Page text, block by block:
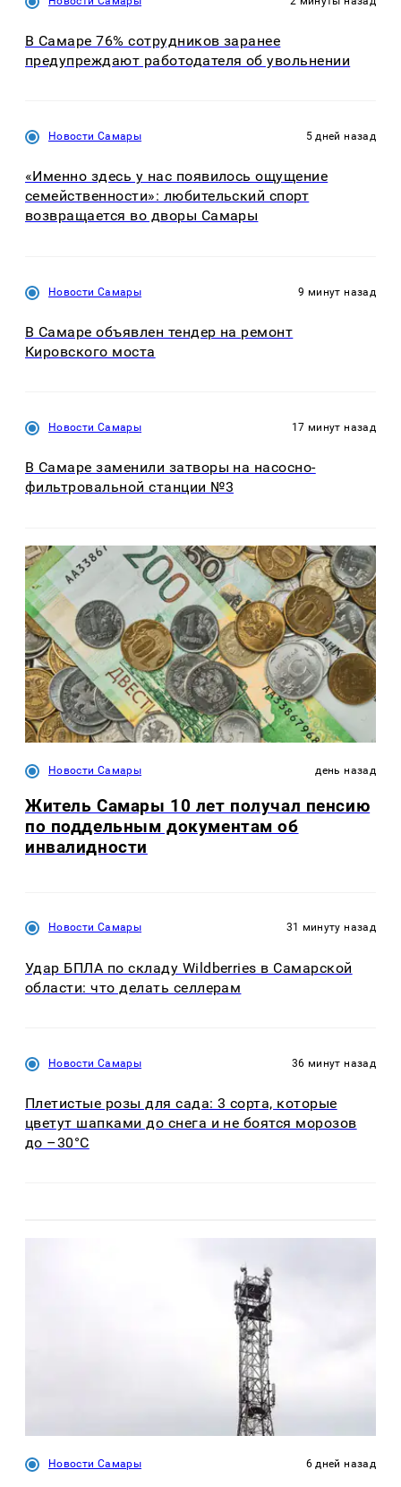
В Самаре 76% сотрудников заранее
предупреждают работодателя об увольнении
Новости Самары 5 дней назад
«Именно здесь у нас появилось ощущение
семейственности»: любительский спорт
возвращается во дворы Самары
Новости Самары 9 минут назад
В Самаре объявлен тендер на ремонт
Кировского моста
Новости Самары 17 минут назад
В Самаре заменили затворы на насосно-
фильтровальной станции №3
Новости Самары день назад
Житель Самары 10 лет получал пенсию
по поддельным документам об
инвалидности
Новости Самары 31 минуту назад
Удар БПЛА по складу Wildberries в Самарской
области: что делать селлерам
Новости Самары 36 минут назад
Плетистые розы для сада: 3 сорта, которые
цветут шапками до снега и не боятся морозов
до –30°C
Новости Самары 6 дней назад